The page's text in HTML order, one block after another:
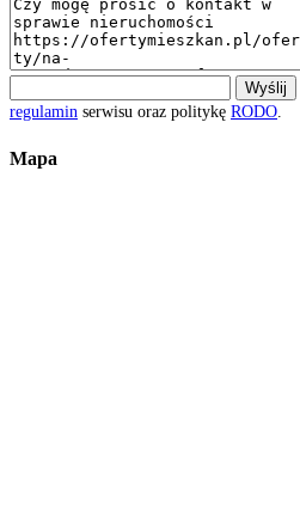
Wyślij
regulamin serwisu oraz politykę RODO.
Mapa